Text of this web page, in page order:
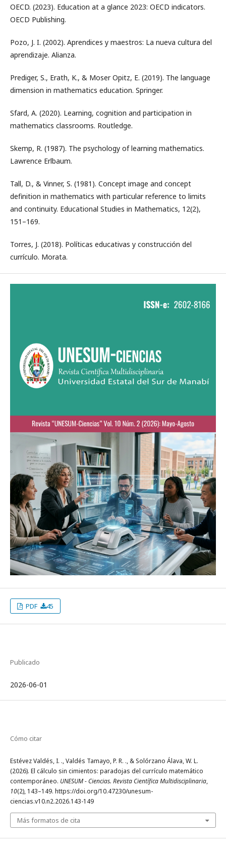
OECD. (2023). Education at a glance 2023: OECD indicators.
OECD Publishing.
Pozo, J. I. (2002). Aprendices y maestros: La nueva cultura del
aprendizaje. Alianza.
Prediger, S., Erath, K., & Moser Opitz, E. (2019). The language
dimension in mathematics education. Springer.
Sfard, A. (2020). Learning, cognition and participation in
mathematics classrooms. Routledge.
Skemp, R. (1987). The psychology of learning mathematics.
Lawrence Erlbaum.
Tall, D., & Vinner, S. (1981). Concept image and concept
definition in mathematics with particular reference to limits
and continuity. Educational Studies in Mathematics, 12(2),
151–169.
Torres, J. (2018). Políticas educativas y construcción del
currículo. Morata.
PDF 45
Publicado
2026-06-01
Cómo citar
Estévez Valdés, I. ., Valdés Tamayo, P. R. ., & Solórzano Álava, W. L.
(2026). El cálculo sin cimientos: paradojas del currículo matemático
contemporáneo. UNESUM - Ciencias. Revista Científica Multidisciplinaria,
10(2), 143–149. https://doi.org/10.47230/unesum-
ciencias.v10.n2.2026.143-149
Más formatos de cita